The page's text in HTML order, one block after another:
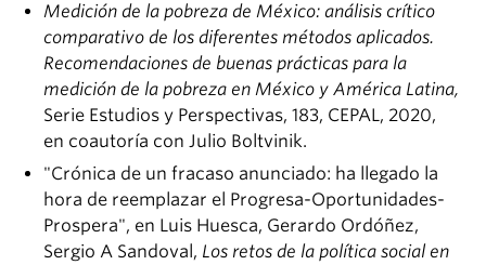
Medición de la pobreza de México: análisis crítico
comparativo de los diferentes métodos aplicados.
Recomendaciones de buenas prácticas para la
medición de la pobreza en México y América Latina,
Serie Estudios y Perspectivas, 183, CEPAL, 2020,
en coautoría con Julio Boltvinik.
"Crónica de un fracaso anunciado: ha llegado la
hora de reemplazar el Progresa-Oportunidades-
Prospera", en Luis Huesca, Gerardo Ordóñez,
Sergio A Sandoval, Los retos de la política social en